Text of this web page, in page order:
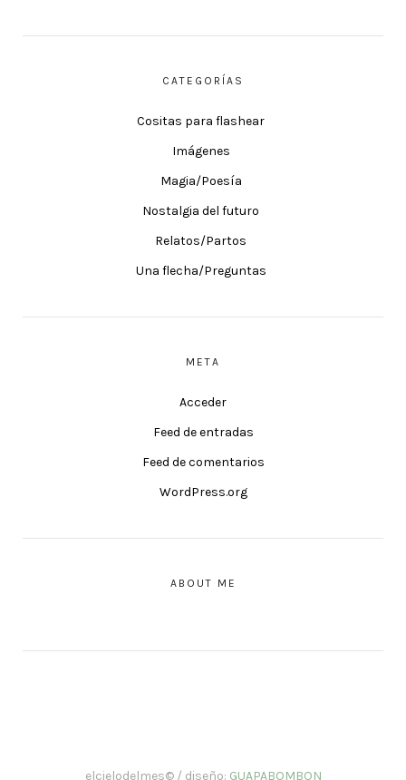
CATEGORÍAS
Cositas para flashear
Imágenes
Magia/Poesía
Nostalgia del futuro
Relatos/Partos
Una flecha/Preguntas
META
Acceder
Feed de entradas
Feed de comentarios
WordPress.org
ABOUT ME
elcielodelmes© / diseño: GUAPABOMBON